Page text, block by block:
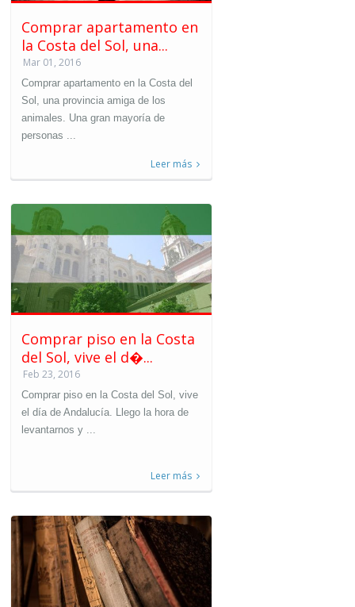
Comprar apartamento en
la Costa del Sol, una...
Mar 01, 2016
Comprar apartamento en la Costa del
Sol, una provincia amiga de los
animales. Una gran mayoría de
personas ...
Leer más
Comprar piso en la Costa
del Sol, vive el d�...
Feb 23, 2016
Comprar piso en la Costa del Sol, vive
el día de Andalucía. Llego la hora de
levantarnos y ...
Leer más